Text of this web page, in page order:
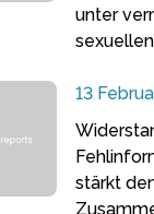
unter
13
stärkt